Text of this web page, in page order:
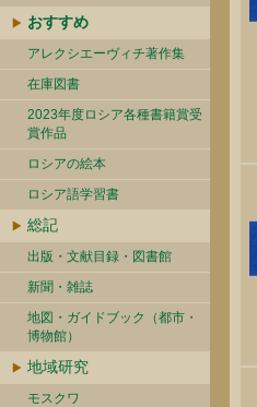
おすすめ
アレクシエーヴィチ著作集
在庫図書
2023年度ロシア各種書籍賞受
賞作品
ロシアの絵本
ロシア語学習書
総記
出版・文献目録・図書館
新聞・雑誌
地図・ガイドブック（都市・
博物館）
地域研究
モスクワ